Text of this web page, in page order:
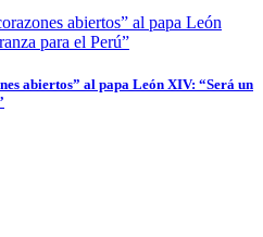
abiertos” al papa León XIV: “Será un